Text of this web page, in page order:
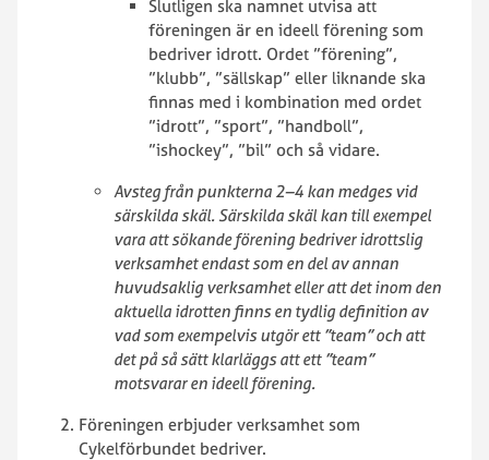
Slutligen ska namnet utvisa att
föreningen är en ideell förening som
bedriver idrott. Ordet ”förening”,
”klubb”, ”sällskap” eller liknande ska
finnas med i kombination med ordet
”idrott”, ”sport”, ”handboll”,
”ishockey”, ”bil” och så vidare.
Avsteg från punkterna 2–4 kan medges vid
särskilda skäl. Särskilda skäl kan till exempel
vara att sökande förening bedriver idrottslig
verksamhet endast som en del av annan
huvudsaklig verksamhet eller att det inom den
aktuella idrotten finns en tydlig definition av
vad som exempelvis utgör ett ”team” och att
det på så sätt klarläggs att ett ”team”
motsvarar en ideell förening.
Föreningen erbjuder verksamhet som
Cykelförbundet bedriver.